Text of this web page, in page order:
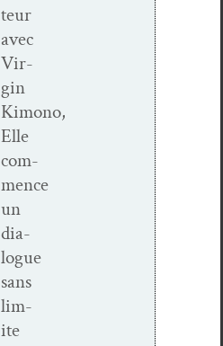
teur
avec
Vir­
gin
Kimono,
Elle
com­
mence
un
dia­
logue
sans
lim­
ite